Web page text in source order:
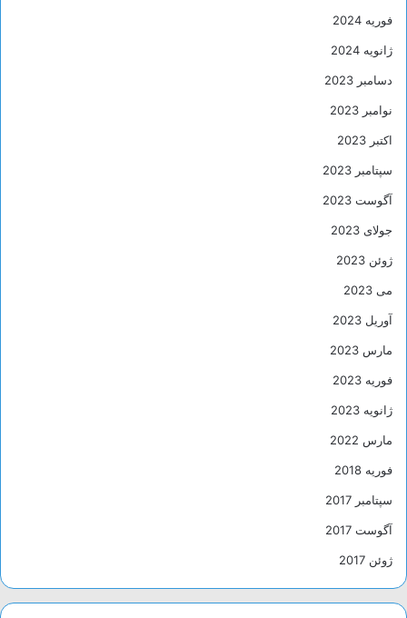
فوریه 2024
ژانویه 2024
دسامبر 2023
نوامبر 2023
اکتبر 2023
سپتامبر 2023
آگوست 2023
جولای 2023
ژوئن 2023
می 2023
آوریل 2023
مارس 2023
فوریه 2023
ژانویه 2023
مارس 2022
فوریه 2018
سپتامبر 2017
آگوست 2017
ژوئن 2017